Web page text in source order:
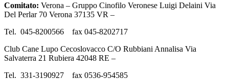
Comitato: Verona – Gruppo Cinofilo Veronese Luigi Delaini Via
Del Perlar 70 Verona 37135 VR –
Tel. 045-8200566 fax 045-8202717
Club Cane Lupo Cecoslovacco C/O Rubbiani Annalisa Via
Salvaterra 21 Rubiera 42048 RE –
Tel. 331-3190927 fax 0536-954585